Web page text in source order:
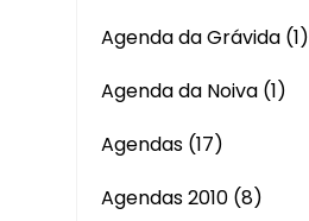
Agenda da Grávida (1)
Agenda da Noiva (1)
Agendas (17)
Agendas 2010 (8)